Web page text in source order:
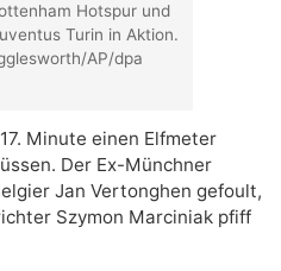
Hotspur und
Turin in Aktion.
AP/dpa
Minute einen Elfmeter
Der Ex-Münchner
Jan Vertonghen gefoult,
Szymon Marciniak pfiff